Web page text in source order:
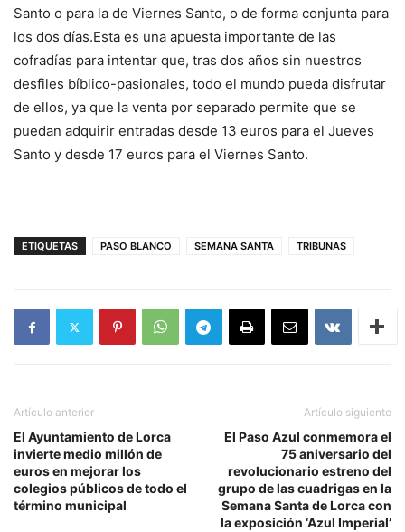
Santo o para la de Viernes Santo, o de forma conjunta para
los dos días.Esta es una apuesta importante de las
cofradías para intentar que, tras dos años sin nuestros
desfiles bíblico-pasionales, todo el mundo pueda disfrutar
de ellos, ya que la venta por separado permite que se
puedan adquirir entradas desde 13 euros para el Jueves
Santo y desde 17 euros para el Viernes Santo.
ETIQUETAS PASO BLANCO SEMANA SANTA TRIBUNAS
Artículo anterior
El Ayuntamiento de Lorca
invierte medio millón de
euros en mejorar los
colegios públicos de todo el
término municipal
Artículo siguiente
El Paso Azul conmemora el
75 aniversario del
revolucionario estreno del
grupo de las cuadrigas en la
Semana Santa de Lorca con
la exposición ‘Azul Imperial’